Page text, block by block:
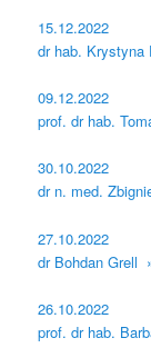
15.12.2022
dr hab.
09.12.2022
prof. dr hab.
30.10.2022
dr n. med.
27.10.2022
dr Bohdan Grell
26.10.2022
prof. dr hab.